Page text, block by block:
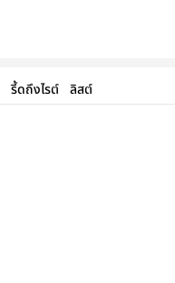
รี้ดถึงไรต์ ลิสต์